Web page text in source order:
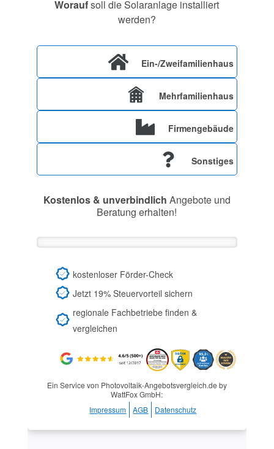
Woraufsoll die Solaranlage installiert
werden?
Ein-/Zweifamilienhaus
Mehrfamilienhaus
Firmengebäude
Sonstiges
Kostenlos & unverbindlich Angebote und
Beratung erhalten!
kostenloser Förder-Check
Jetzt 19% Steuervorteil sichern
regionale Fachbetriebe finden &
vergleichen
Ein Service von Photovoltaik-Angebotsvergleich.de by
WattFox GmbH:
Impressum
AGB Datenschutz